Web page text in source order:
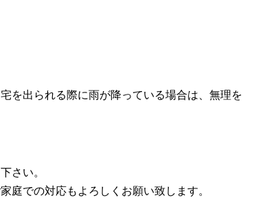
を出られる際に雨が降っている場合は、無理を
さい。
庭での対応もよろしくお願い致します。